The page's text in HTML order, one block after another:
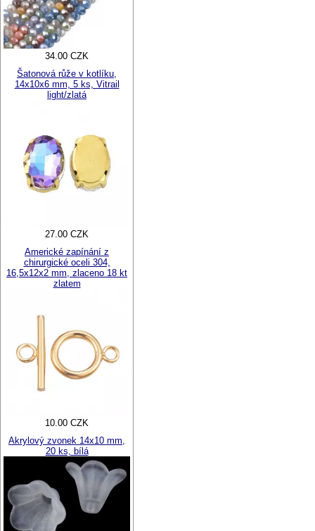
34.00 CZK
Šatonová růže v kotlíku,
14x10x6 mm, 5 ks, Vitrail
light/zlatá
27.00 CZK
Americké zapínání z
chirurgické oceli 304,
16,5x12x2 mm, zlaceno 18 kt
zlatem
10.00 CZK
Akrylový zvonek 14x10 mm,
20 ks, bílá